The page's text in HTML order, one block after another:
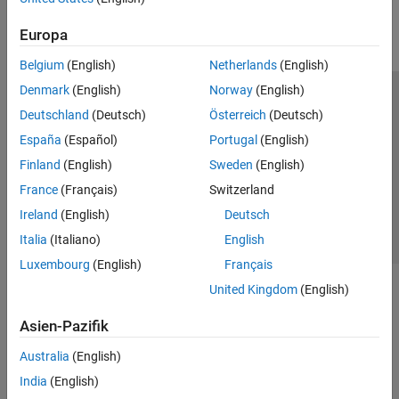
Europa
Belgium (English)
Denmark (English)
Deutschland (Deutsch)
España (Español)
Finland (English)
France (Français)
Ireland (English)
Italia (Italiano)
Luxembourg (English)
Netherlands(English)
Norway(English)
Österreich (Deutsch)
Portugal (English)
Sweden (English)
Switzerland
Deutsch
English
Français
United Kingdom(English)
Asien-Pazifik
Australia (English)
India (English)